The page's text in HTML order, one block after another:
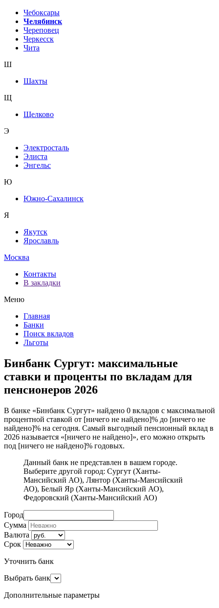
Чебоксары
Челябинск
Череповец
Черкесск
Чита
Ш
Шахты
Щ
Щелково
Э
Электросталь
Элиста
Энгельс
Ю
Южно-Сахалинск
Я
Якутск
Ярославль
Москва
Контакты
В закладки
Меню
Главная
Банки
Поиск вкладов
Льготы
Бинбанк Сургут: максимальные
ставки и проценты по вкладам для
пенсионеров 2026
В банке «Бинбанк Сургут» найдено 0 вкладов с максимальной
процентной ставкой от [ничего не найдено]% до [ничего не
найдено]% на сегодня. Самый выгодный пенсионный вклад в
2026 называется «[ничего не найдено]», его можно открыть
под [ничего не найдено]% годовых.
Данный банк не представлен в вашем городе.
Выберите другой город: Сургут (Ханты-
Мансийский АО), Лянтор (Ханты-Мансийский
АО), Белый Яр (Ханты-Мансийский АО),
Федоровский (Ханты-Мансийский АО)
Город
Сумма
Валюта
Срок
Уточнить банк
Выбрать банк
Дополнительные параметры